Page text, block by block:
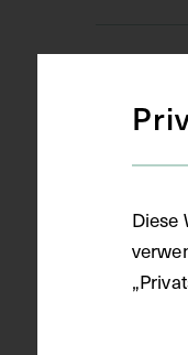
Datierung
Diese